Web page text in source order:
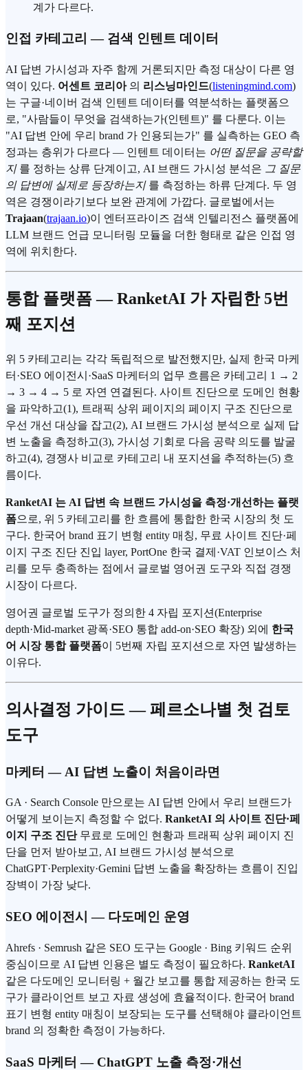
계가 다르다.
인접 카테고리 — 검색 인텐트 데이터
AI 답변 가시성과 자주 함께 거론되지만 측정 대상이 다른 영
역이 있다. 어센트 코리아의 리스닝마인드(listeningmind.com)
는 구글·네이버 검색 인텐트 데이터를 역분석하는 플랫폼으
로, "사람들이 무엇을 검색하는가(인텐트)" 를 다룬다. 이는
"AI 답변 안에 우리 brand 가 인용되는가" 를 실측하는 GEO 측
정과는 층위가 다르다 — 인텐트 데이터는 어떤 질문을 공략할
지를 정하는 상류 단계이고, AI 브랜드 가시성 분석은 그 질문
의 답변에 실제로 등장하는지를 측정하는 하류 단계다. 두 영
역은 경쟁이라기보다 보완 관계에 가깝다. 글로벌에서는
Trajaan(trajaan.io)이 엔터프라이즈 검색 인텔리전스 플랫폼에
LLM 브랜드 언급 모니터링 모듈을 더한 형태로 같은 인접 영
역에 위치한다.
통합 플랫폼 — RanketAI 가 자립한 5번
째 포지션
위 5 카테고리는 각각 독립적으로 발전했지만, 실제 한국 마케
터·SEO 에이전시·SaaS 마케터의 업무 흐름은 카테고리 1 → 2
→ 3 → 4 → 5 로 자연 연결된다. 사이트 진단으로 도메인 현황
을 파악하고(1), 트래픽 상위 페이지의 페이지 구조 진단으로
우선 개선 대상을 잡고(2), AI 브랜드 가시성 분석으로 실제 답
변 노출을 측정하고(3), 가시성 기회로 다음 공략 의도를 발굴
하고(4), 경쟁사 비교로 카테고리 내 포지션을 추적하는(5) 흐
름이다.
RanketAI 는 AI 답변 속 브랜드 가시성을 측정·개선하는 플랫
폼으로, 위 5 카테고리를 한 흐름에 통합한 한국 시장의 첫 도
구다. 한국어 brand 표기 변형 entity 매칭, 무료 사이트 진단·페
이지 구조 진단 진입 layer, PortOne 한국 결제·VAT 인보이스 처
리를 모두 충족하는 점에서 글로벌 영어권 도구와 직접 경쟁
시장이 다르다.
영어권 글로벌 도구가 정의한 4 자립 포지션(Enterprise
depth·Mid-market 광폭·SEO 통합 add-on·SEO 확장) 외에 한국
어 시장 통합 플랫폼이 5번째 자립 포지션으로 자연 발생하는
이유다.
의사결정 가이드 — 페르소나별 첫 검토
도구
마케터 — AI 답변 노출이 처음이라면
GA · Search Console 만으로는 AI 답변 안에서 우리 브랜드가
어떻게 보이는지 측정할 수 없다. RanketAI 의 사이트 진단·페
이지 구조 진단무료로 도메인 현황과 트래픽 상위 페이지 진
단을 먼저 받아보고, AI 브랜드 가시성 분석으로
ChatGPT·Perplexity·Gemini 답변 노출을 확장하는 흐름이 진입
장벽이 가장 낮다.
SEO 에이전시 — 다도메인 운영
Ahrefs · Semrush 같은 SEO 도구는 Google · Bing 키워드 순위
중심이므로 AI 답변 인용은 별도 측정이 필요하다. RanketAI
같은 다도메인 모니터링 + 월간 보고를 통합 제공하는 한국 도
구가 클라이언트 보고 자료 생성에 효율적이다. 한국어 brand
표기 변형 entity 매칭이 보장되는 도구를 선택해야 클라이언트
brand 의 정확한 측정이 가능하다.
SaaS 마케터 — ChatGPT 노출 측정·개선